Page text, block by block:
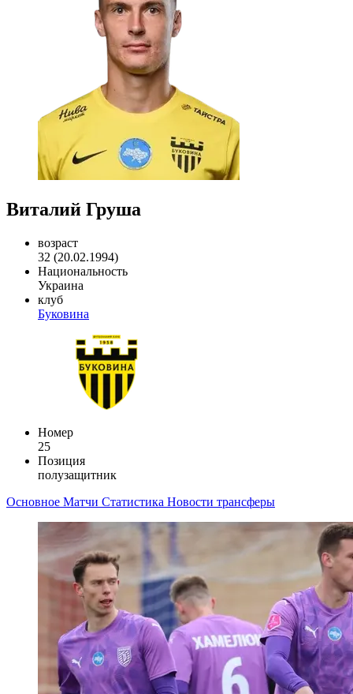
Виталий Груша
возраст
32 (20.02.1994)
Национальность
Украина
клуб
Буковина
Номер
25
Позиция
полузащитник
Основное Матчи Статистика Новости трансферы